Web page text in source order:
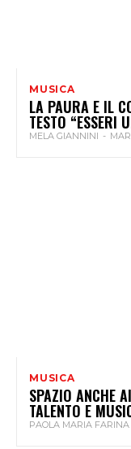
MUSICA
LA PAURA E IL
TESTO “ESSERI
MELA GIANNINI - MAR
MUSICA
SPAZIO ANCHE
TALENTO E
PAOLA MARIA FARINA